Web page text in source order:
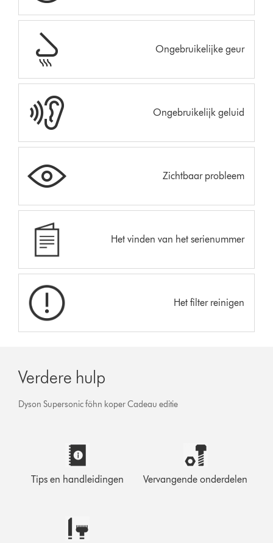
Ongebruikelijke geur
Ongebruikelijk geluid
Zichtbaar probleem
Het vinden van het serienummer
Het filter reinigen
Verdere hulp
Dyson Supersonic föhn koper Cadeau editie
Tips en handleidingen Vervangende onderdelen